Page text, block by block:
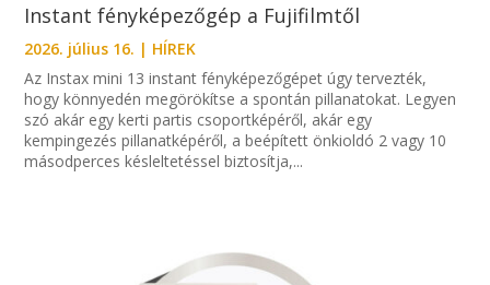
Instant fényképezőgép a Fujifilmtől
2026. július 16. | HÍREK
Az Instax mini 13 instant fényképezőgépet úgy tervezték,
hogy könnyedén megörökítse a spontán pillanatokat. Legyen
szó akár egy kerti partis csoportképéről, akár egy
kempingezés pillanatképéről, a beépített önkioldó 2 vagy 10
másodperces késleltetéssel biztosítja,...